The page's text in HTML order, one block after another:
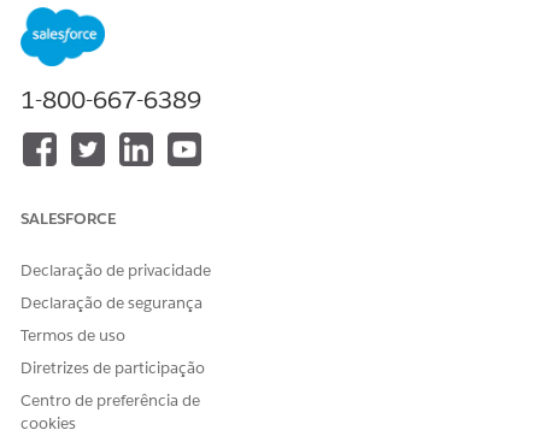
Resolução
Entitlement Policy record, follow these steps.
Open the Entitlement Policy record you want to edit.
Click the [Edit] button to enter edit mode.
In the edit screen, toggle the "View Product" switch to
false, then toggle it back to true.
Edit the now-accessible "View Price in Catalog" field.
Click [Save].
1-800-667-6389
SALESFORCE
Declaração de privacidade
Declaração de segurança
Termos de uso
Diretrizes de participação
Centro de preferência de
cookies